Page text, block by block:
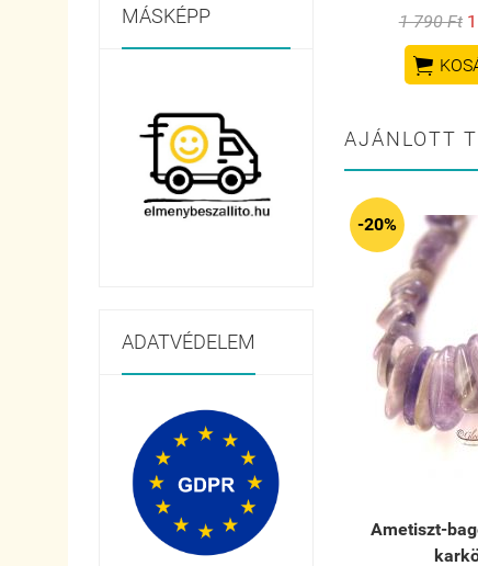
MÁSKÉPP
ADATVÉDELEM
1 790 Ft

AJÁNLOTT
-20%
Ametiszt-